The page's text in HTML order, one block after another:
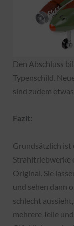
Den Abschluss
Typenschild.
sind zudem
Fazit:
Grundsätzlich ist
Strahltriebwerke
Original. Sie
und sehen dann
schlecht
mehrere Teile